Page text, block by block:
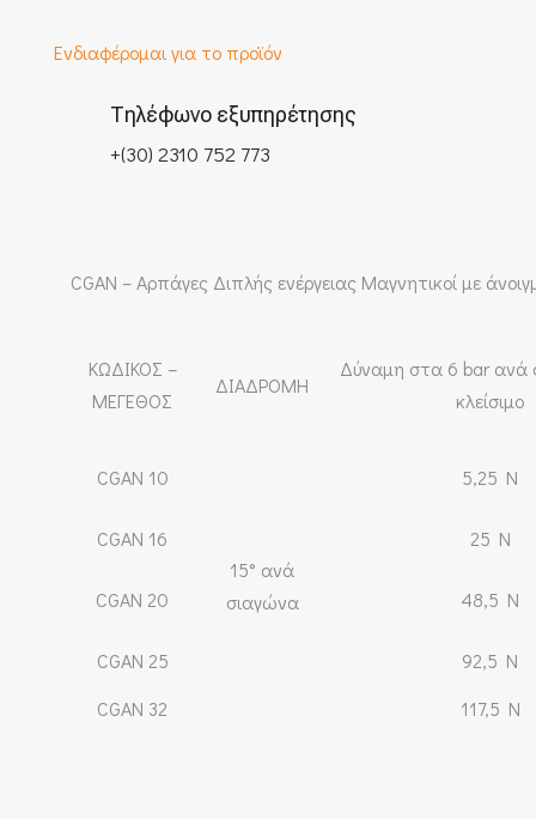
Ενδιαφέρομαι για το προϊόν
Τηλέφωνο εξυπηρέτησης
+(30) 2310 752 773
CGAN – Αρπάγες Διπλής ενέργειας Μαγνητικοί με
ΚΩΔΙΚΟΣ –
ΜΕΓΕΘΟΣ
ΔΙΑΔΡΟΜΗ
Δύναμη στα 6 bar ανά
κλείσιμο
CGAN 10
15° ανά
σιαγώνα
5,25 N
CGAN 16 25 N
CGAN 20 48,5 N
CGAN 25
92,5 N
CGAN 32
117,5 N